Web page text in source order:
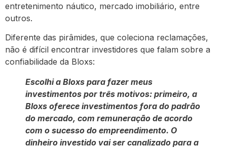
entretenimento náutico, mercado imobiliário, entre
outros.
Diferente das pirâmides, que coleciona reclamações,
não é difícil encontrar investidores que falam sobre a
confiabilidade da Bloxs:
Escolhi a Bloxs para fazer meus
investimentos por três motivos: primeiro, a
Bloxs oferece investimentos fora do padrão
do mercado, com remuneração de acordo
com o sucesso do empreendimento. O
dinheiro investido vai ser canalizado para a